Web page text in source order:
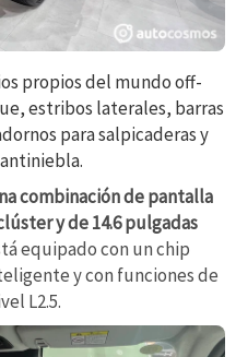
propios del mundo off-
estribos laterales, barras
para salpicaderas y
combinación de pantalla
y de 14.6 pulgadas
equipado con un chip
y con funciones de
L2.5.